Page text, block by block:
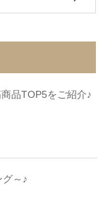
品TOP5をご紹介♪
～♪